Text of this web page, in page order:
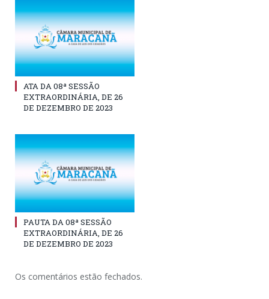
ATA DA 08ª SESSÃO
EXTRAORDINÁRIA, DE 26
DE DEZEMBRO DE 2023
PAUTA DA 08ª SESSÃO
EXTRAORDINÁRIA, DE 26
DE DEZEMBRO DE 2023
Os comentários estão fechados.